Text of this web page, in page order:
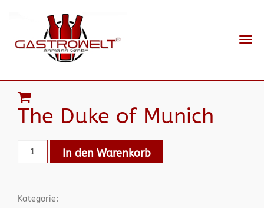
The Duke of Munich
In den Warenkorb
Kategorie: